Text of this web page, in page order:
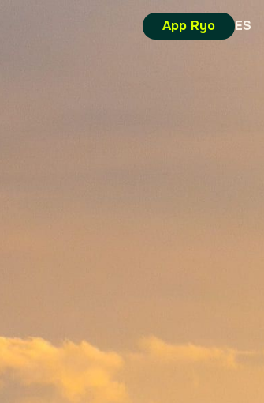
App Ryo ES